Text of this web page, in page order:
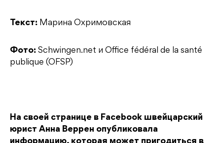
Текст: Марина Охримовская
Фото: Schwingen.net и Office fédéral de la santé
publique (OFSP)
На своей странице в Facebook швейцарский
юрист Анна Веррен опубликовала
информацию, которая может пригодиться в